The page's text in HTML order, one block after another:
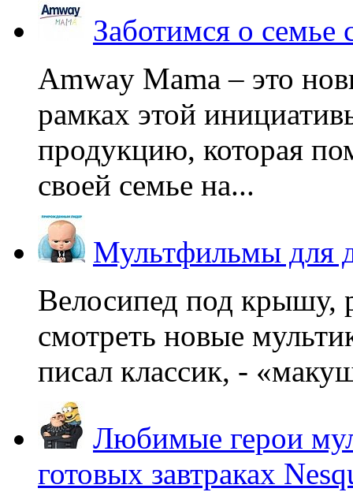
Заботимся о
Amway Mama – это
рамках этой
продукцию, которая
своей семье на...
Мультфильмы для
Велосипед под крышу,
смотреть новые
писал классик, -
Любимые герои
готовых завтраках